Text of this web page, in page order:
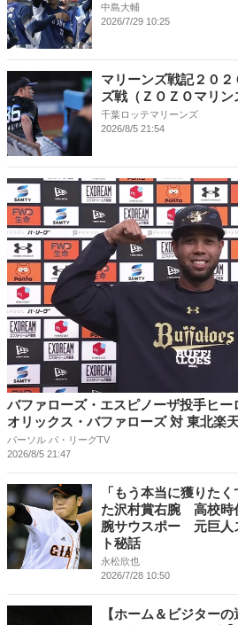
中島大輔
2026/7/29 10:25
マリーンズ戦記２０
ズ戦（ＺＯＺＯマリ
千葉ロッテマリーンズ
2026/8/5 21:54
バファローズ・エスピノーザ投手ヒー
オリックス・バファローズ 対 東北楽
パーソル パ・リーグTV
2026/8/5 21:47
「もう本当に獲りた
た沢村賞右腕 高校時
腕サウスポー 元巨人
ト秘話
永松欣也
2026/7/28 10:50
【ホーム＆ビジター